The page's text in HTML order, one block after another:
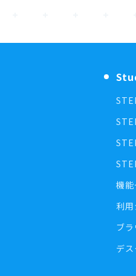
機
利
ブ
デ